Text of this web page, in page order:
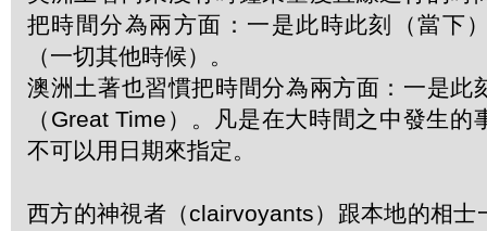
把時間分為兩方面：一是此時此刻（當下
（一切其他時候）。
澳洲土著也習慣把時間分為兩方面：一是此
（Great Time）。凡是在大時間之中發生的
不可以用日期來指定。
西方的神視者（clairvoyants）跟本地的相士